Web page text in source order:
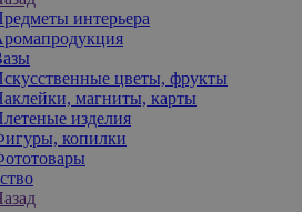
интерьера
цветы, фрукты
магниты, карты
изделия
копилки